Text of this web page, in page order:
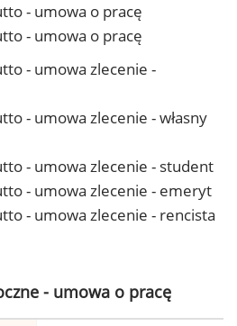
- umowa o pracę
- umowa o pracę
- umowa zlecenie -
- umowa zlecenie - własny
- umowa zlecenie - student
- umowa zlecenie - emeryt
- umowa zlecenie - rencista
- umowa o pracę